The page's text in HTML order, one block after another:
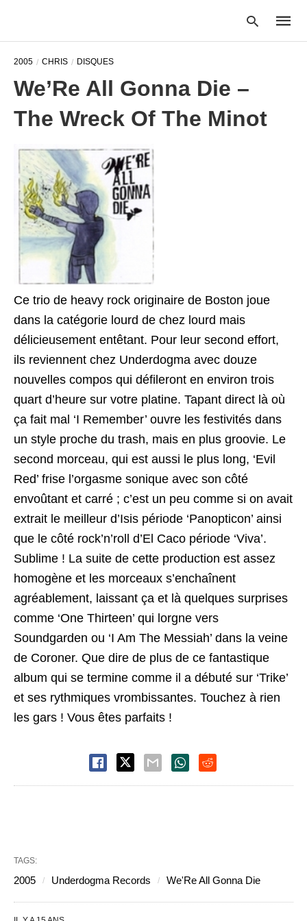
2005 CHRIS DISQUES
We’Re All Gonna Die –
The Wreck Of The Minot
Ce trio de heavy rock originaire de Boston joue
dans la catégorie lourd de chez lourd mais
délicieusement entêtant. Pour leur second effort,
ils reviennent chez Underdogma avec douze
nouvelles compos qui défileront en environ trois
quart d’heure sur votre platine. Tapant direct là où
ça fait mal ‘I Remember’ ouvre les festivités dans
un style proche du trash, mais en plus groovie. Le
second morceau, qui est aussi le plus long, ‘Evil
Red’ frise l’orgasme sonique avec son côté
envoûtant et carré ; c’est un peu comme si on avait
extrait le meilleur d’Isis période ‘Panopticon’ ainsi
que le côté rock’n’roll d’El Caco période ‘Viva’.
Sublime ! La suite de cette production est assez
homogène et les morceaux s’enchaînent
agréablement, laissant ça et là quelques surprises
comme ‘One Thirteen’ qui lorgne vers
Soundgarden ou ‘I Am The Messiah’ dans la veine
de Coroner. Que dire de plus de ce fantastique
album qui se termine comme il a débuté sur ‘Trike’
et ses rythmiques vrombissantes. Touchez à rien
les gars ! Vous êtes parfaits !
TAGS:
2005 Underdogma Records We'Re All Gonna Die